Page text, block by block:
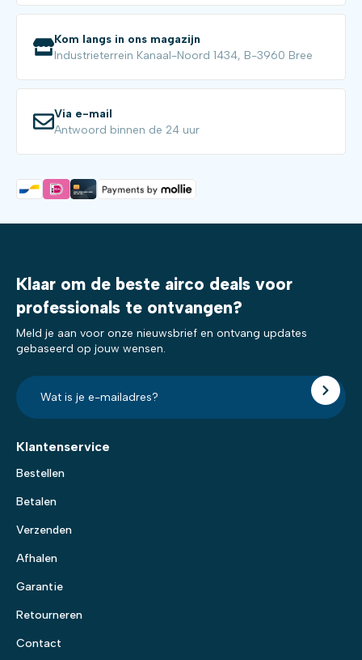
Kom langs in ons magazijn
Industrieterrein Kanaal-Noord 1434, B-3960 Bree
Via e-mail
Antwoord binnen de 24 uur
Klaar om de beste airco deals voor
professionals te ontvangen?
Meld je aan voor onze nieuwsbrief en ontvang updates
gebaseerd op jouw wensen.
E-
mailadres?
*
Klantenservice
Bestellen
Betalen
Verzenden
Afhalen
Garantie
Retourneren
Contact